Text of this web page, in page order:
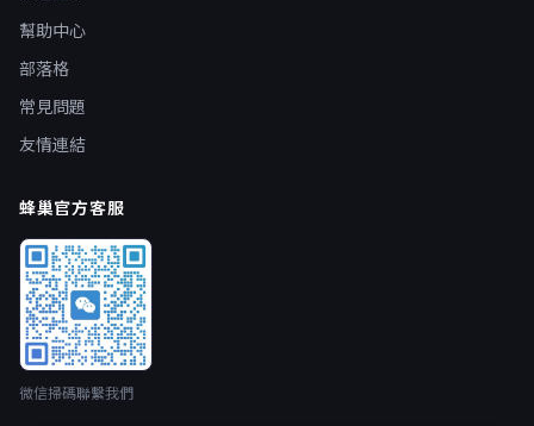
幫助中心
部落格
常見問題
友情連結
蜂巢官方客服
微信掃碼聯繫我們